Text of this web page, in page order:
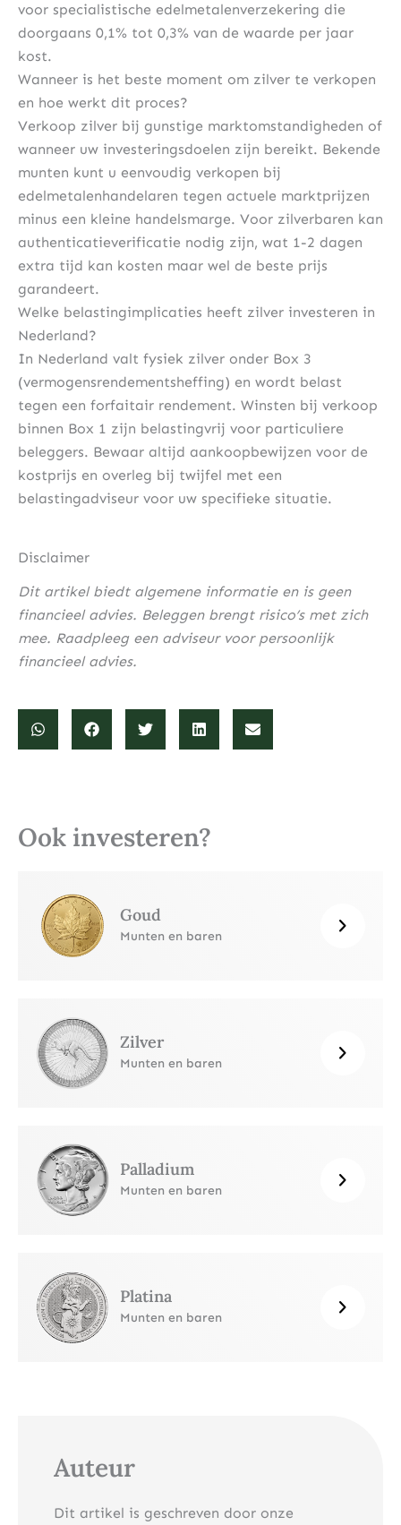
voor specialistische edelmetalenverzekering die
doorgaans 0,1% tot 0,3% van de waarde per jaar
kost.
Wanneer is het beste moment om zilver te verkopen
en hoe werkt dit proces?
Verkoop zilver bij gunstige marktomstandigheden of
wanneer uw investeringsdoelen zijn bereikt. Bekende
munten kunt u eenvoudig verkopen bij
edelmetalenhandelaren tegen actuele marktprijzen
minus een kleine handelsmarge. Voor zilverbaren kan
authenticatieverificatie nodig zijn, wat 1-2 dagen
extra tijd kan kosten maar wel de beste prijs
garandeert.
Welke belastingimplicaties heeft zilver investeren in
Nederland?
In Nederland valt fysiek zilver onder Box 3
(vermogensrendementsheffing) en wordt belast
tegen een forfaitair rendement. Winsten bij verkoop
binnen Box 1 zijn belastingvrij voor particuliere
beleggers. Bewaar altijd aankoopbewijzen voor de
kostprijs en overleg bij twijfel met een
belastingadviseur voor uw specifieke situatie.
Disclaimer
Dit artikel biedt algemene informatie en is geen
financieel advies. Beleggen brengt risico’s met zich
mee. Raadpleeg een adviseur voor persoonlijk
financieel advies.
Ook investeren?
Goud
Munten en baren
Zilver
Munten en baren
Palladium
Munten en baren
Platina
Munten en baren
Auteur
Dit artikel is geschreven door onze